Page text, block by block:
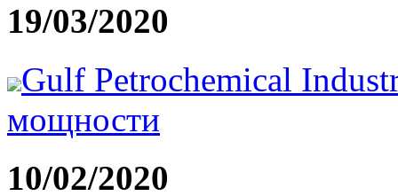
19/03/2020
Gulf Petrochemical
мощности
10/02/2020